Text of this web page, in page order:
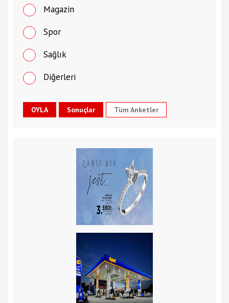
Magazin
Spor
Sağlık
Diğerleri
Tüm Anketler